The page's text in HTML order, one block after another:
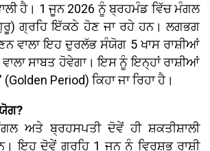
ਹੈ। 1 ਜੂਨ 2026 ਨੂੰ ਬ੍ਰਹਮੰਡ ਵਿੱਚ ਮੰਗਲ
ਗ੍ਰਹਿ ਇੱਕਠੇ ਹੋਣ ਜਾ ਰਹੇ ਹਨ। ਲਗਭਗ
ਵਾਲਾ ਇਹ ਦੁਰਲੱਭ ਸੰਯੋਗ 5 ਖਾਸ ਰਾਸ਼ੀਆਂ
ਸਾਬਤ ਹੋਵੇਗਾ। ਇਸ ਨੂੰ ਇਨ੍ਹਾਂ ਰਾਸ਼ੀਆਂ
Period) ਕਿਹਾ ਜਾ ਰਿਹਾ ਹੈ।
ਅਤੇ ਬ੍ਰਹਸਪਤੀ ਦੋਵੇਂ ਹੀ ਸ਼ਕਤੀਸ਼ਾਲੀ
ਇਹ ਦੋਵੇਂ ਗ੍ਰਹਿ 1 ਜੂਨ ਨੂੰ ਵ੍ਰਿਸ਼ਭ ਰਾਸ਼ੀ